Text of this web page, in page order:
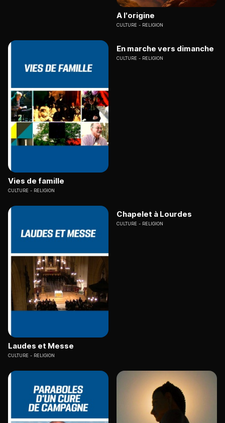
A l'origine
CULTURE RELIGION
Vies de famille
CULTURE RELIGION
En marche vers dimanche
CULTURE RELIGION
Laudes et Messe
CULTURE RELIGION
Chapelet à Lourdes
CULTURE RELIGION